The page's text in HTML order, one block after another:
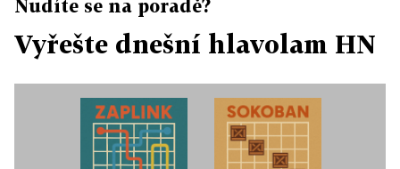
Nudíte se na poradě?
Vyřešte dnešní hlavolam HN